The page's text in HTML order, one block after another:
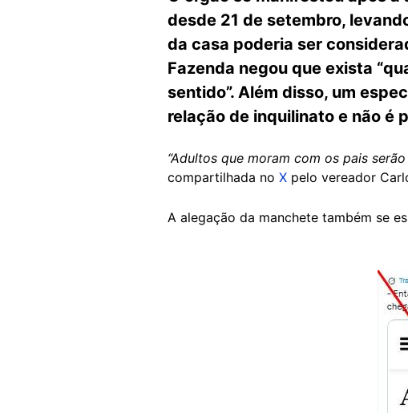
desde 21 de setembro,
da casa poderia ser
Fazenda negou que exista
sentido”. Além disso, um
relação de inquilinato e não é
“Adultos que moram com os pais
compartilhada no X pelo vereador
A alegação da manchete também se